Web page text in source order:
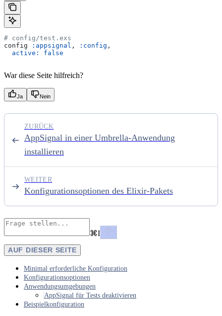
# config/test.exs
config
:appsignal , :config ,
  active:
false
War diese Seite hilfreich?
Ja Nein
AppSignal in einer Umbrella-Anwendung
installieren
ZURÜCK
Konfigurationsoptionen des Elixir-Pakets
WEITER
⌘I
AUF DIESER SEITE
Minimal erforderliche Konfiguration
Konfigurationsoptionen
Anwendungsumgebungen
AppSignal für Tests deaktivieren
Beispielkonfiguration